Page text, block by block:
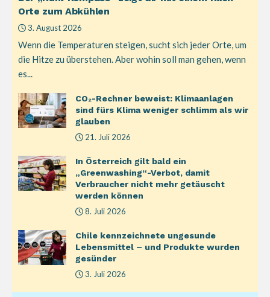
Orte zum Abkühlen
3. August 2026
Wenn die Temperaturen steigen, sucht sich jeder Orte, um
die Hitze zu überstehen. Aber wohin soll man gehen, wenn
es...
CO₂-Rechner beweist: Klimaanlagen
sind fürs Klima weniger schlimm als wir
glauben
21. Juli 2026
In Österreich gilt bald ein
„Greenwashing“-Verbot, damit
Verbraucher nicht mehr getäuscht
werden können
8. Juli 2026
Chile kennzeichnete ungesunde
Lebensmittel – und Produkte wurden
gesünder
3. Juli 2026